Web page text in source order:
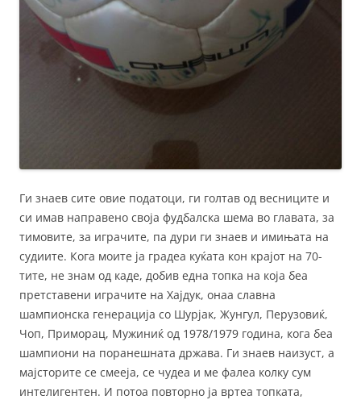
Ги знаев сите овие податоци, ги голтав од весниците и
си имав направено своја фудбалска шема во главата, за
тимовите, за играчите, па дури ги знаев и имињата на
судиите. Кога моите ја градеа куќата кон крајот на 70-
тите, не знам од каде, добив една топка на која беа
претставени играчите на Хајдук, онаа славна
шампионска генерација со Шурјак, Жунгул, Перузовиќ,
Чоп, Приморац, Мужиниќ од 1978/1979 година, кога беа
шампиони на поранешната држава. Ги знаев наизуст, а
мајсторите се смееја, се чудеа и ме фалеа колку сум
интелигентен. И потоа повторно ја вртеа топката,